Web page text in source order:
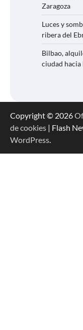
Zaragoza
Luces y
ribera del
Bilbao,
ciudad hacia
Copyright © 2026
de cookies | Flash
WordPress